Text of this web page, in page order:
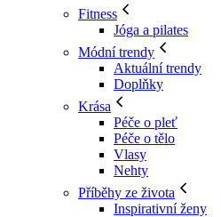
Fitness
Jóga a pilates
Módní trendy
Aktuální trendy
Doplňky
Krása
Péče o pleť
Péče o tělo
Vlasy
Nehty
Příběhy ze života
Inspirativní ženy